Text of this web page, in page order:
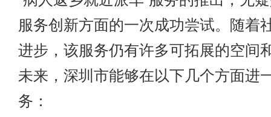
服务创新方面的一次成功尝试。随着
进步，该服务仍有许多可拓展的空间
未来，深圳市能够在以下几个方面进
务：